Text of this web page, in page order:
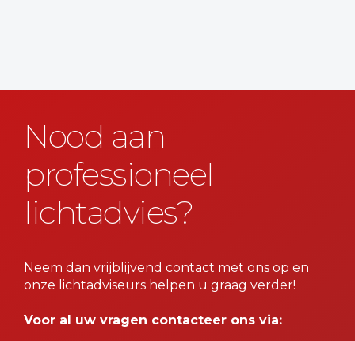
Nood aan
professioneel
lichtadvies?
Neem dan vrijblijvend contact met ons op en
onze lichtadviseurs helpen u graag verder!
Voor al uw vragen contacteer ons via: